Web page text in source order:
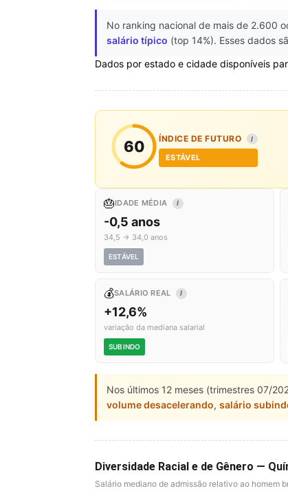
No ranking nacional de mais de 2.600
salário típico (top 14%). Esses dados
Dados por estado e cidade disponíveis
60 ÍNDICE DE FUTURO I
ESTÁVEL
🎂IDADE MÉDIA I
-0,5 anos
34,5 → 34,0 anos
ESTÁVEL
💰SALÁRIO REAL I
+12,6%
variação da mediana salarial
SUBINDO
Nos últimos 12 meses (trimestres 07/
volume desacelerando, salário
Diversidade Racial e de Gênero —
Salário mediano de admissão relativo ao homem